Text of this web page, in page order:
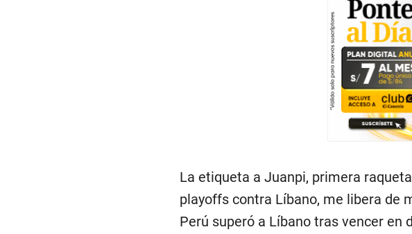
La etiqueta a Juanpi, primera
playoffs contra Líbano, me libera de
Perú superó a Líbano tras vencer en